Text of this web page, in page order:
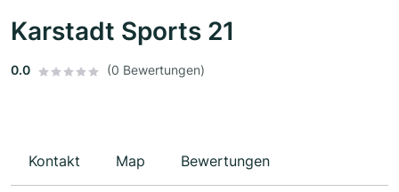
Karstadt Sports 21
0.0 (0 Bewertungen)
Kontakt Map Bewertungen